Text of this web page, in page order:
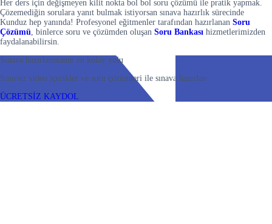
Her ders için değişmeyen kilit nokta bol bol soru çözümü ile pratik yapmak.
Çözemediğin sorulara yanıt bulmak istiyorsan sınava hazırlık sürecinde
Kunduz hep yanında! Profesyonel eğitmenler tarafından hazırlanan Soru
Çözümü, binlerce soru ve çözümden oluşan Soru Bankası hizmetlerimizden
faydalanabilirsin.
Sınava hazırlanmanın en kolay yolu
Sınırsız video içerikler ve soru çözümleri ile sınava hazırlan
ÜCRETSİZ KAYDOL